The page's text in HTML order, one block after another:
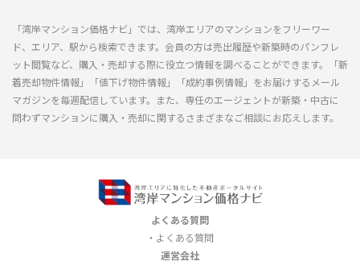
「湾岸マンション価格ナビ」では、湾岸エリアのマンションをフリーワー
ド、エリア、駅から検索できます。会員の方は売出履歴や新築時のパンフレ
ット閲覧など、購入・売却する際に役立つ情報を調べることができます。「新
着売却物件情報」「値下げ物件情報」「成約事例情報」をお届けするメール
マガジンを毎週配信しています。また、専任のエージェントが新築・中古に
問わずマンションに購入・売却に関するさまざまなご相談にお応えします。
よくある質問
よくある質問
運営会社